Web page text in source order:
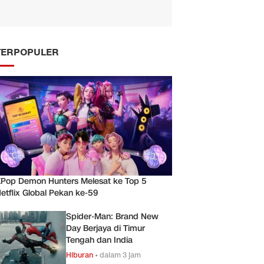
Demon Hunters Melesat ke Top 5
Global Pekan ke-59
Spider-Man: Brand New
Day Berjaya di Timur
Tengah dan India
Hiburan •dalam 3 jam